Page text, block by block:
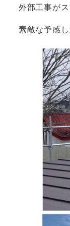
外部工事が
素敵な予感